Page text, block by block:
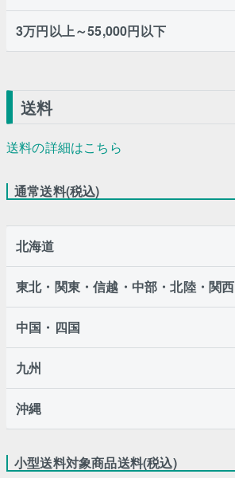
3万円以上～55,000円以下
送料
送料の詳細はこちら
通常送料(税込)
北海道
東北・関東・信越・中部・北陸・関西
中国・四国
九州
沖縄
小型送料対象商品送料(税込)